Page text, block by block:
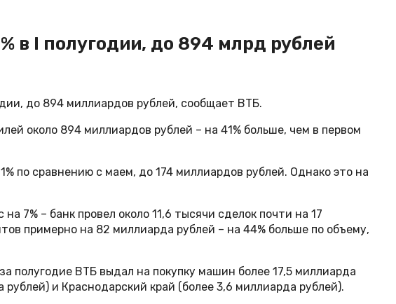
в I полугодии, до 894 млрд рублей
до 894 миллиардов рублей, сообщает ВТБ.
около 894 миллиардов рублей – на 41% больше, чем в первом
по сравнению с маем, до 174 миллиардов рублей. Однако это на
7% – банк провел около 11,6 тысячи сделок почти на 17
примерно на 82 миллиарда рублей – на 44% больше по объему,
полугодие ВТБ выдал на покупку машин более 17,5 миллиарда
и Краснодарский край (более 3,6 миллиарда рублей).